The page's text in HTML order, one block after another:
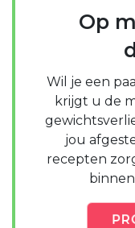
Op
Wil je een
krijgt u de
jou
recepten